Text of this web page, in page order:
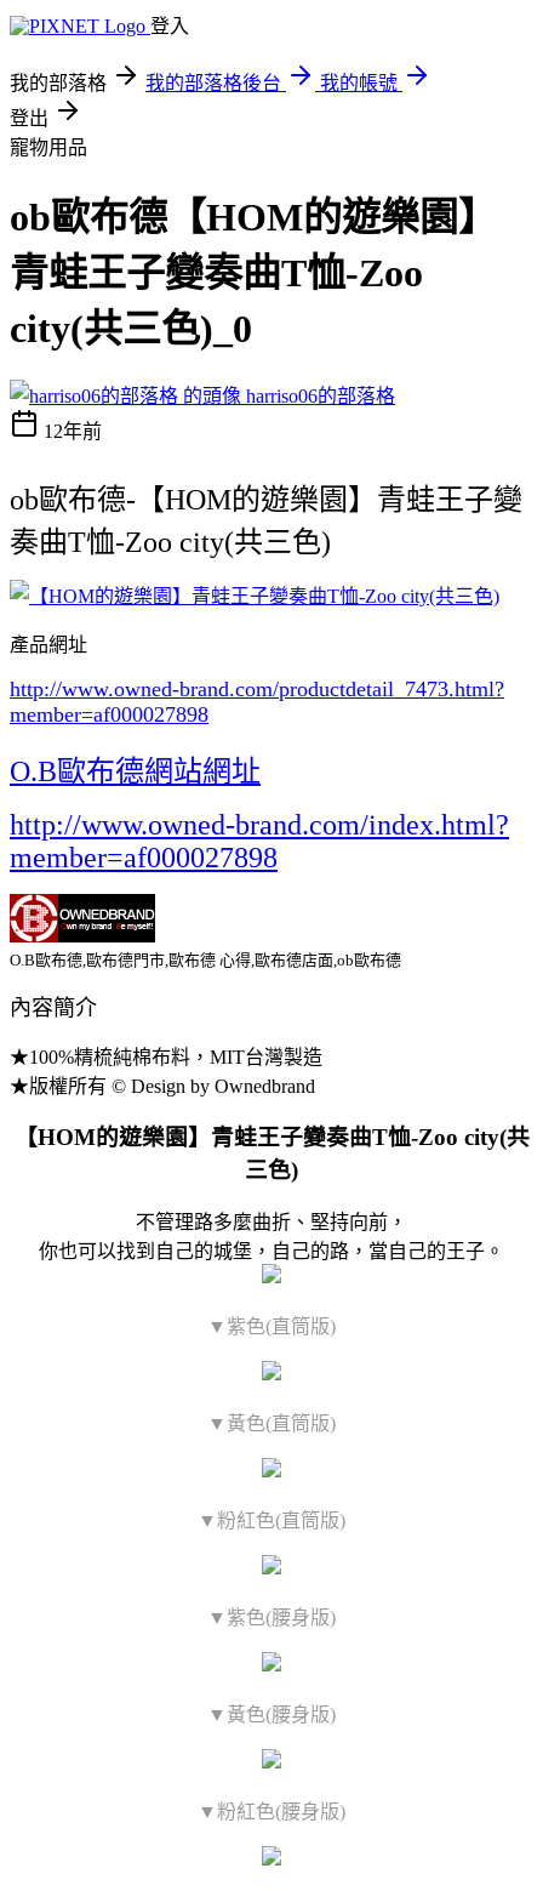
登入
我的部落格 我的部落格後台
我的帳號
登出
寵物用品
ob歐布德【HOM的遊樂園】
青蛙王子變奏曲T恤-Zoo
city(共三色)_0
harriso06的部落格
12年前
ob歐布德-【HOM的遊樂園】青蛙王子變
奏曲T恤-Zoo city(共三色)
產品網址
http://www.owned-brand.com/productdetail_7473.html?
member=af000027898
O.B歐布德網站網址
http://www.owned-brand.com/index.html?
member=af000027898
O.B歐布德,歐布德門市,歐布德 心得,歐布德店面,ob歐布德
內容簡介
★100%精梳純棉布料，MIT台灣製造
★版權所有 © Design by Ownedbrand
【HOM的遊樂園】青蛙王子變奏曲T恤-Zoo city(共
三色)
不管理路多麼曲折、堅持向前，
你也可以找到自己的城堡，自己的路，當自己的王子。
▼紫色(直筒版)
▼黃色(直筒版)
▼粉紅色(直筒版)
▼紫色(腰身版)
▼黃色(腰身版)
▼粉紅色(腰身版)